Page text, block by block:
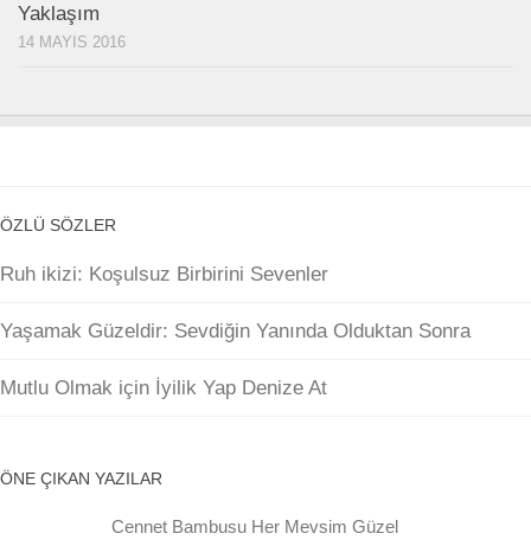
Yaklaşım
14 MAYIS 2016
ÖZLÜ SÖZLER
Ruh ikizi: Koşulsuz Birbirini Sevenler
Yaşamak Güzeldir: Sevdiğin Yanında Olduktan Sonra
Mutlu Olmak için İyilik Yap Denize At
ÖNE ÇIKAN YAZILAR
Cennet Bambusu Her Mevsim Güzel